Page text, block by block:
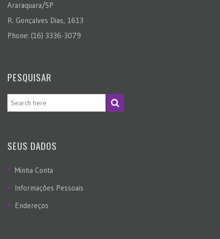
Araraquara/SP
R. Gonçalves Dias, 1613
Phone: (16) 3336-3079
PESQUISAR
SEUS DADOS
Minha Conta
Informações Pessoais
Endereços